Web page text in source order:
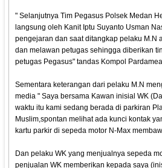
" Selanjutnya Tim Pegasus Polsek Medan
langsung oleh Kanit Iptu Suyanto Usman
pengejaran dan saat ditangkap pelaku M.N
dan melawan petugas sehingga diberikan
petugas Pegasus" tandas Kompol
Sementara keterangan dari pelaku M.N
media " Saya bersama Kawan inisial WK
waktu itu kami sedang berada di parkiran
Muslim,spontan melihat ada kunci kontak
kartu parkir di sepeda motor N-Max
Dan pelaku WK yang menjualnya sepeda
penjualan WK memberikan kepada saya